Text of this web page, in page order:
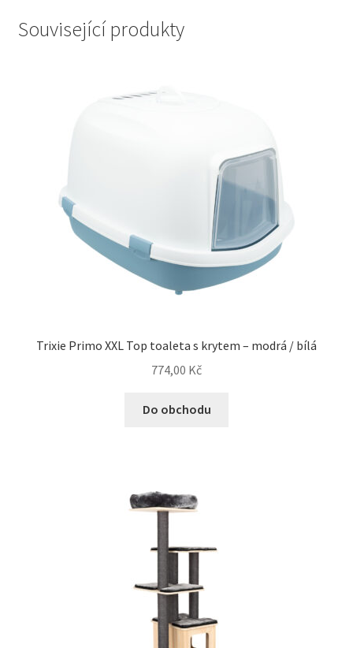
Související produkty
Trixie Primo XXL Top toaleta s krytem – modrá / bílá
774,00 Kč
Do obchodu